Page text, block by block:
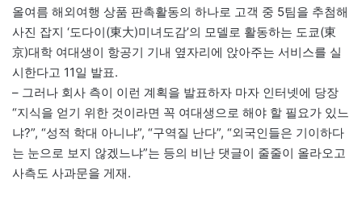
올여름 해외여행 상품 판촉활동의 하나로 고객 중 5팀을 추첨해
사진 잡지 ‘도다이(東大)미녀도감’의 모델로 활동하는 도쿄(東
京)대학 여대생이 항공기 기내 옆자리에 앉아주는 서비스를 실
시한다고 11일 발표.
– 그러나 회사 측이 이런 계획을 발표하자 마자 인터넷에 당장
“지식을 얻기 위한 것이라면 꼭 여대생으로 해야 할 필요가 있느
냐?”, “성적 학대 아니냐”, “구역질 난다”, “외국인들은 기이하다
는 눈으로 보지 않겠느냐”는 등의 비난 댓글이 줄줄이 올라오고
사측도 사과문을 게재.